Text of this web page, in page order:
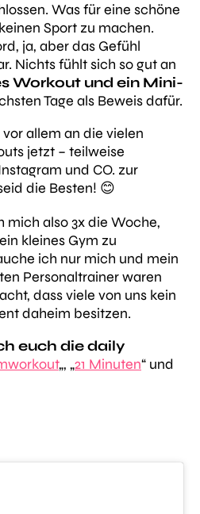
Was für eine schöne
Sport zu machen.
ja, aber das Gefühl
Nichts fühlt sich so gut an
Workout und ein Mini-
Tage als Beweis dafür.
allem an die vielen
jetzt – teilweise
und CO. zur
die Besten! 😊
also 3x die Woche,
kleines Gym zu
ich nur mich und mein
Personaltrainer waren
dass viele von uns kein
daheim besitzen.
euch diedaily
„, „21 Minuten“ und